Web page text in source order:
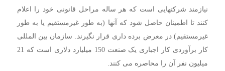
نیازمند شرکتهایی است که هر ساله مراحل قانونی خود را اعلام
کنند تا اطمینان حاصل شود که آنها (به طور غیرمستقیم یا به طور
غیرمستقیم) در معرض برده داری قرار نگیرند. سازمان بین المللی
کار برآوردی کار اجباری یک صنعت 150 میلیارد دلاری است که 21
میلیون نفر آن را محاصره می کنند.